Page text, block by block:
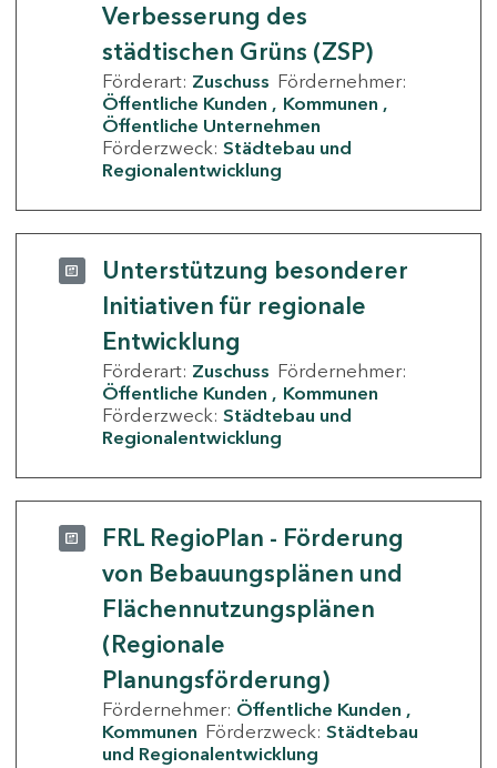
Verbesserung des
städtischen Grüns (ZSP)
Förderart: Zuschuss Fördernehmer:
Öffentliche Kunden
Kommunen
Öffentliche Unternehmen
Förderzweck: Städtebau und
Regionalentwicklung
Unterstützung besonderer
Initiativen für regionale
Entwicklung
Förderart: Zuschuss Fördernehmer:
Öffentliche Kunden
Kommunen
Förderzweck: Städtebau und
Regionalentwicklung
FRL RegioPlan - Förderung
von Bebauungsplänen und
Flächennutzungsplänen
(Regionale
Planungsförderung)
Fördernehmer: Öffentliche Kunden
Kommunen Förderzweck: Städtebau
und Regionalentwicklung